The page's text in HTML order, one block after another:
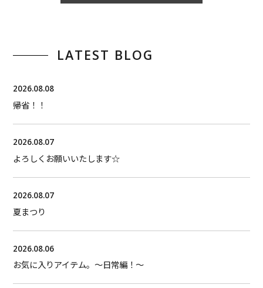
LATEST BLOG
2026.08.08
帰省！！
2026.08.07
よろしくお願いいたします☆
2026.08.07
夏まつり
2026.08.06
お気に入りアイテム。〜日常編！〜